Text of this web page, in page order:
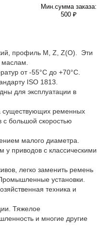
Мин.сумма заказа:
500 ₽
профиль M, Z, Z(О). Эти
маслам.
от -55°C до +70°C.
ISO 1813.
для эксплуатации в
существующих ременных
большой скоростью
малого диаметра.
приводов с классическими
легко заменить ремень
установки.
техника и
Тяжелое
и многие другие